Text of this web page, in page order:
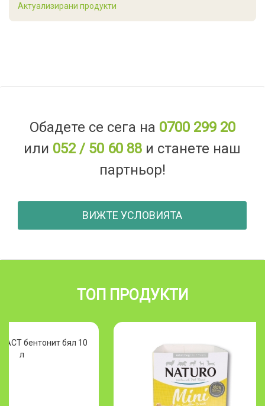
Актуализирани продукти
Обадете се сега на 0700 299 20
или 052 / 50 60 88 и станете наш
партньор!
ВИЖТЕ УСЛОВИЯТА
ТОП ПРОДУКТИ